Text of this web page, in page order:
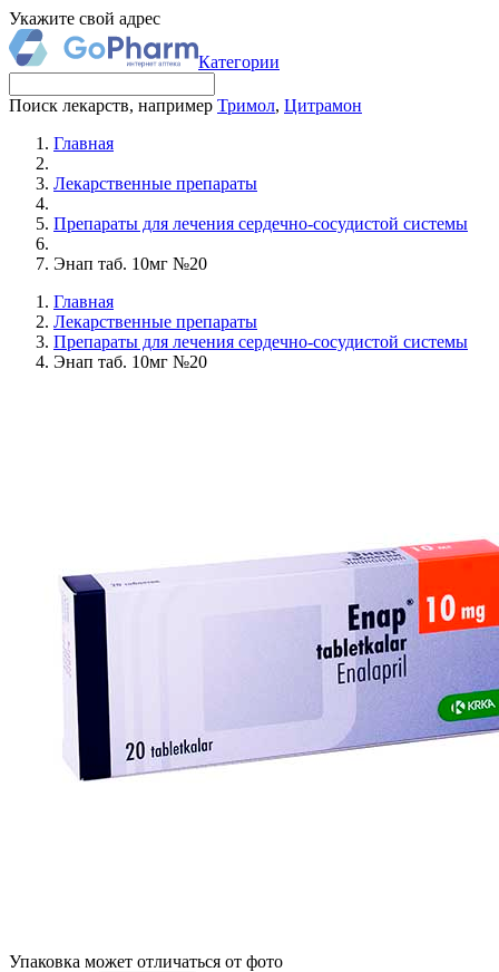
Укажите свой адрес
Категории
Поиск лекарств, например Тримол, Цитрамон
Главная
Лекарственные препараты
Препараты для лечения сердечно-сосудистой системы
Энап таб. 10мг №20
Главная
Лекарственные препараты
Препараты для лечения сердечно-сосудистой системы
Энап таб. 10мг №20
Упаковка может отличаться от фото